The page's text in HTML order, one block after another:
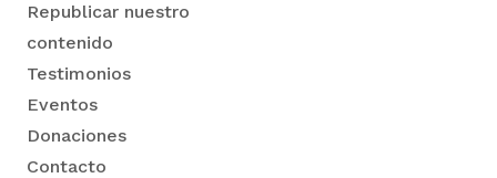
Republicar nuestro
contenido
Testimonios
Eventos
Donaciones
Contacto